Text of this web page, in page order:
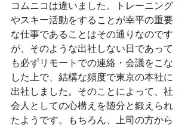
コムニコは違いました。トレーニング
やスキー活動をすることが幸平の重要
な仕事であることはその通りなのです
が、そのような出社しない日であって
も必ずリモートでの連絡・会議をこな
した上で、結構な頻度で東京の本社に
出社しました。そのことによって、社
会人としての心構えを随分と鍛えられ
たようです。もちろん、上司の方から